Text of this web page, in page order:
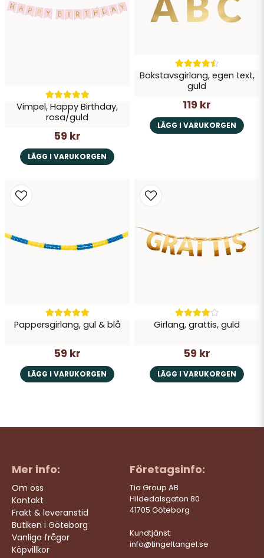
Vimpel, Happy Birthday,
rosa/guld
59 kr
LÄGG I VARUKORGEN
Bokstavsgirlang, egen text,
guld
119 kr
LÄGG I VARUKORGEN
Pappersgirlang, gul & blå
59 kr
LÄGG I VARUKORGEN
Girlang, grattis, guld
59 kr
LÄGG I VARUKORGEN
Mer info:
Om oss
Kontakt
Frakt & leveranstid
Butiken i Göteborg
Vanliga frågor
Köpvillkor
Företagsinfo:
Tia Group AB
Hildedalsgatan 80
41705 Göteborg
Kundtjänst:
info@tingeltangel.se